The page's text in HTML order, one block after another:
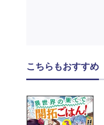
こちらもおすすめ